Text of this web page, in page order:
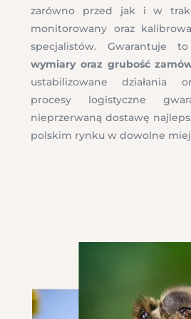
zarówno przed jak i w
monitorowany oraz
specjalistów. Gwarantuje
wymiary oraz grubość
ustabilizowane działania
procesy logistyczne
nieprzerwaną dostawę
polskim rynku w dowolne